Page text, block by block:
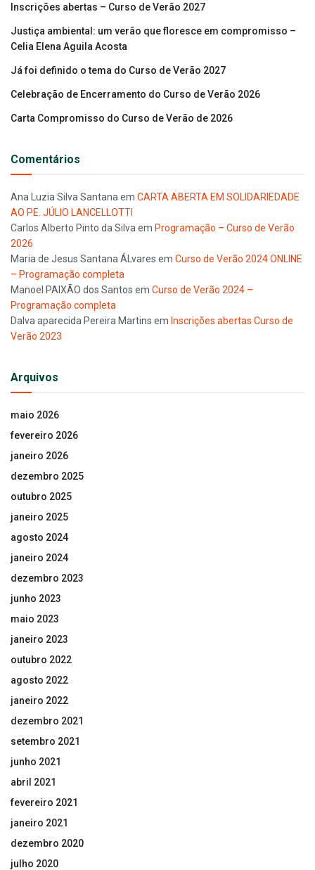
Inscrições abertas – Curso de Verão 2027
Justiça ambiental: um verão que floresce em compromisso –
Celia Elena Aguila Acosta
Já foi definido o tema do Curso de Verão 2027
Celebração de Encerramento do Curso de Verão 2026
Carta Compromisso do Curso de Verão de 2026
Comentários
Ana Luzia Silva Santana em CARTA ABERTA EM SOLIDARIEDADE
AO PE. JÚLIO LANCELLOTTI
Carlos Alberto Pinto da Silva em Programação – Curso de Verão
2026
Maria de Jesus Santana ÁLvares em Curso de Verão 2024 ONLINE
– Programação completa
Manoel PAIXÃO dos Santos em Curso de Verão 2024 –
Programação completa
Dalva aparecida Pereira Martins em Inscrições abertas Curso de
Verão 2023
Arquivos
maio 2026
fevereiro 2026
janeiro 2026
dezembro 2025
outubro 2025
janeiro 2025
agosto 2024
janeiro 2024
dezembro 2023
junho 2023
maio 2023
janeiro 2023
outubro 2022
agosto 2022
janeiro 2022
dezembro 2021
setembro 2021
junho 2021
abril 2021
fevereiro 2021
janeiro 2021
dezembro 2020
julho 2020